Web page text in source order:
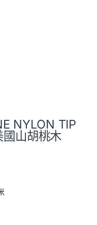
NYLON TIP
山胡桃木